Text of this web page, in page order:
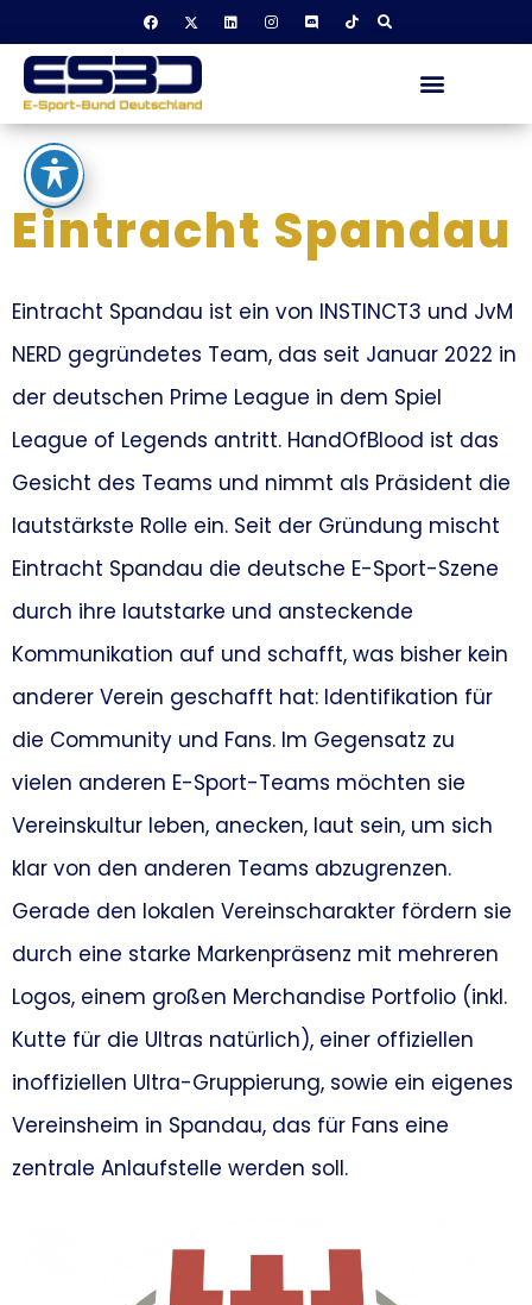
Eintracht Spandau
Eintracht Spandau ist ein von INSTINCT3 und JvM
NERD gegründetes Team, das seit Januar 2022 in
der deutschen Prime League in dem Spiel
League of Legends antritt. HandOfBlood ist das
Gesicht des Teams und nimmt als Präsident die
lautstärkste Rolle ein. Seit der Gründung mischt
Eintracht Spandau die deutsche E-Sport-Szene
durch ihre lautstarke und ansteckende
Kommunikation auf und schafft, was bisher kein
anderer Verein geschafft hat: Identifikation für
die Community und Fans. Im Gegensatz zu
vielen anderen E-Sport-Teams möchten sie
Vereinskultur leben, anecken, laut sein, um sich
klar von den anderen Teams abzugrenzen.
Gerade den lokalen Vereinscharakter fördern sie
durch eine starke Markenpräsenz mit mehreren
Logos, einem großen Merchandise Portfolio (inkl.
Kutte für die Ultras natürlich), einer offiziellen
inoffiziellen Ultra-Gruppierung, sowie ein eigenes
Vereinsheim in Spandau, das für Fans eine
zentrale Anlaufstelle werden soll.